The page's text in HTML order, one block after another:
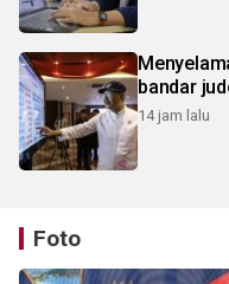
bandar
14 jam lalu
Foto